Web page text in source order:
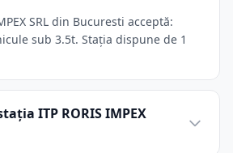
SRL din Bucuresti acceptă:
sub 3.5t. Stația dispune de 1
ITP RORIS IMPEX